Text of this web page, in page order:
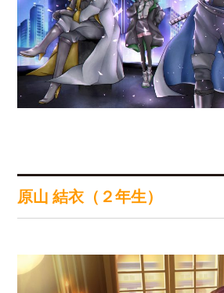
原山 結衣（２年生）